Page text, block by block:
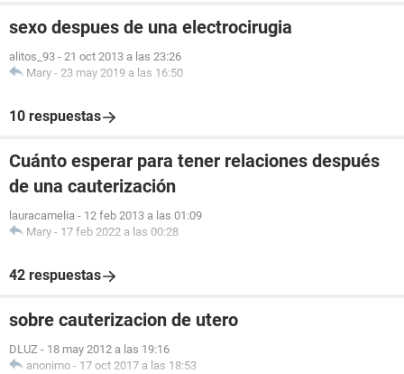
sexo despues de una electrocirugia
alitos_93 - 21 oct 2013 a las 23:26
Mary - 23 may 2019 a las 16:50
10 respuestas
Cuánto esperar para tener relaciones después
de una cauterización
lauracamelia - 12 feb 2013 a las 01:09
Mary - 17 feb 2022 a las 00:28
42 respuestas
sobre cauterizacion de utero
DLUZ - 18 may 2012 a las 19:16
anonimo - 17 oct 2017 a las 18:53